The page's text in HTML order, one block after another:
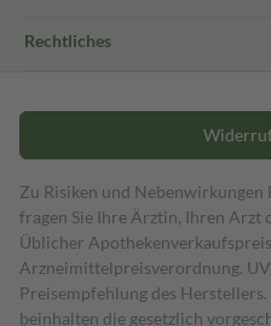
Rechtliches
Zu Risiken und Nebenwirkungen
fragen Sie Ihre Ärztin, Ihren Arzt
Üblicher
Arzneimittelpreisverordnung.
Preisempfehlung des
beinhalten die gesetzlich